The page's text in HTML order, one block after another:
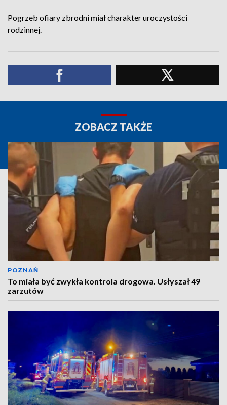
Pogrzeb ofiary zbrodni miał charakter uroczystości
rodzinnej.
ZOBACZ TAKŻE
POZNAŃ
To miała być zwykła kontrola drogowa. Usłyszał 49
zarzutów